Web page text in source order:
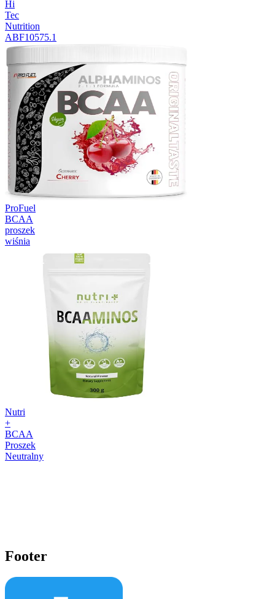
Hi
Tec
Nutrition
ABF10575.1
ProFuel
BCAA
proszek
wiśnia
Nutri
+
BCAA
Proszek
Neutralny
Footer